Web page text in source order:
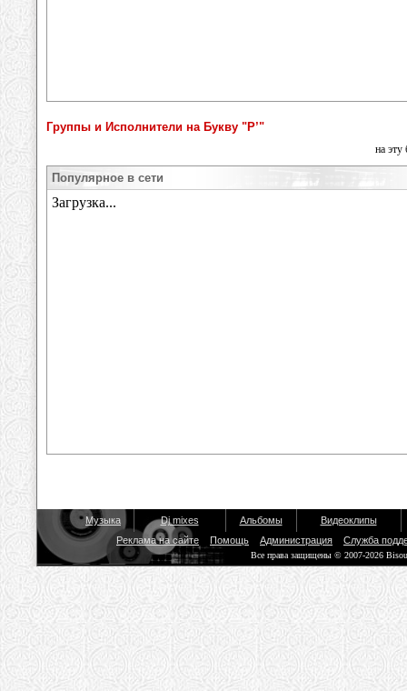
Группы и Исполнители на Букву "Р’"
на эту
Популярное в сети
Музыка Dj mixes Альбомы
Видеоклипы
Реклама на сайте
Помощь Администрация Служба
Все права защищены © 2007-2026